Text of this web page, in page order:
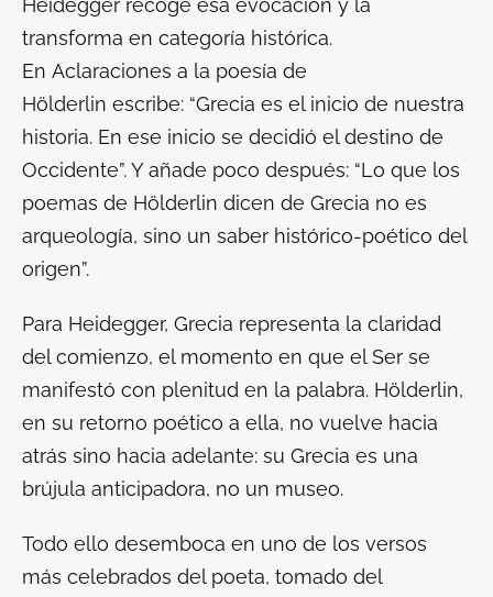
Heidegger recoge esa evocación y la
transforma en categoría histórica.
En Aclaraciones a la poesía de
Hölderlin escribe: “Grecia es el inicio de nuestra
historia. En ese inicio se decidió el destino de
Occidente”. Y añade poco después: “Lo que los
poemas de Hölderlin dicen de Grecia no es
arqueología, sino un saber histórico-poético del
origen”.
Para Heidegger, Grecia representa la claridad
del comienzo, el momento en que el Ser se
manifestó con plenitud en la palabra. Hölderlin,
en su retorno poético a ella, no vuelve hacia
atrás sino hacia adelante: su Grecia es una
brújula anticipadora, no un museo.
Todo ello desemboca en uno de los versos
más celebrados del poeta, tomado del